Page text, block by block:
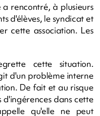
rencontré, à plusieurs
d'élèves, le syndicat et
cette association. Les
cette situation.
d'un problème interne
De fait et au risque
d'ingérences dans cette
qu'elle ne peut